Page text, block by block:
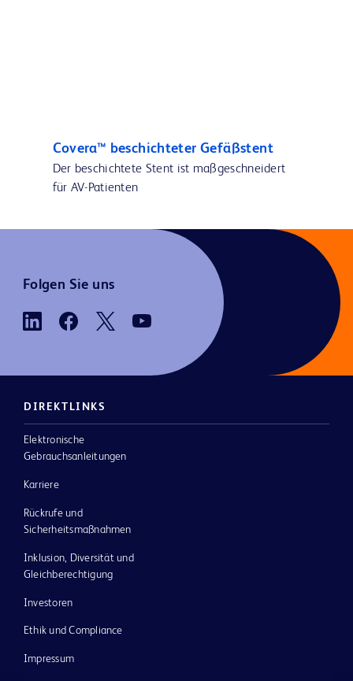
Covera™ beschichteter Gefäßstent
Der beschichtete Stent ist maßgeschneidert
für AV-Patienten
Folgen Sie uns
DIREKTLINKS
Elektronische
Gebrauchsanleitungen
Karriere
Rückrufe und
Sicherheitsmaßnahmen
Inklusion, Diversität und
Gleichberechtigung
Investoren
Ethik und Compliance
Impressum